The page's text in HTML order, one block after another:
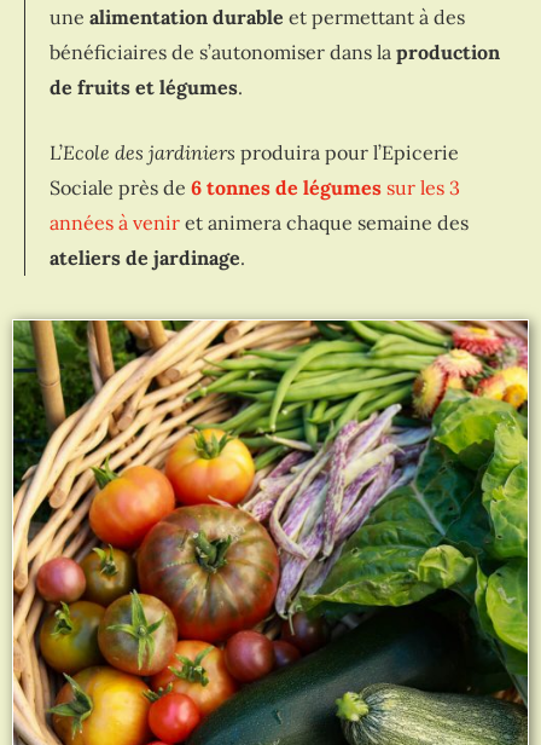
une alimentation durable et permettant à des
bénéficiaires de s’autonomiser dans la production
de fruits et légumes.
L’Ecole des jardiniers produira pour l’Epicerie
Sociale près de 6 tonnes de légumes sur les 3
années à venir et animera chaque semaine des
ateliers de jardinage.